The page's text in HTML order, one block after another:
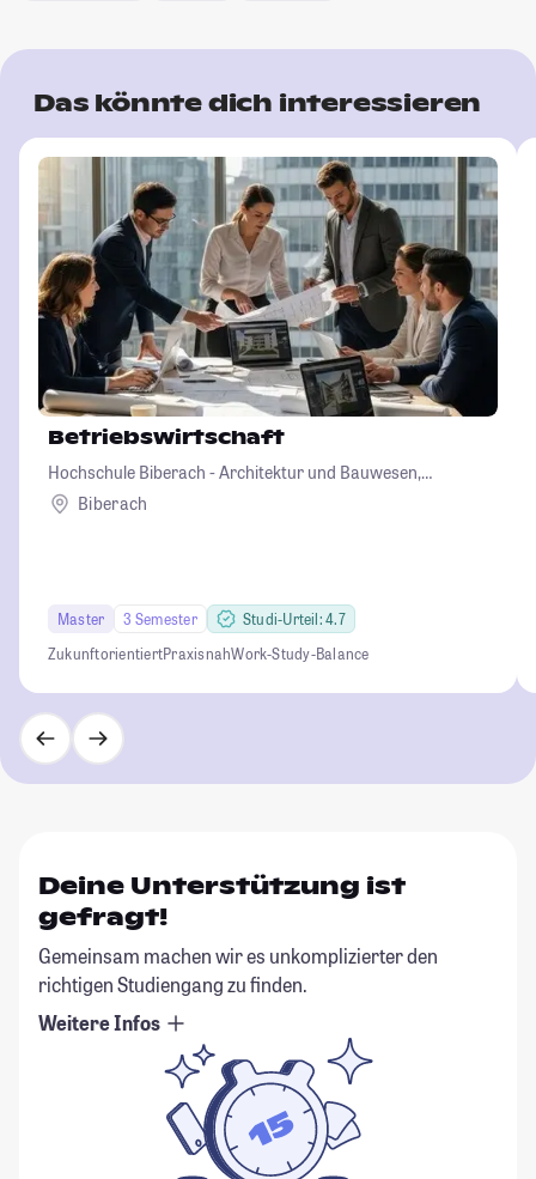
Das könnte dich interessieren
Betriebswirtschaft
Hochschule Biberach - Architektur und Bauwesen,
Betriebswirtschaft und Biotechnologie
Biberach
Master 3 Semester
Studi-Urteil: 4.7
ZukunftorientiertPraxisnahWork-Study-Balance
Deine Unterstützung ist
gefragt!
Gemeinsam machen wir es unkomplizierter den
richtigen Studiengang zu finden.
Weitere Infos